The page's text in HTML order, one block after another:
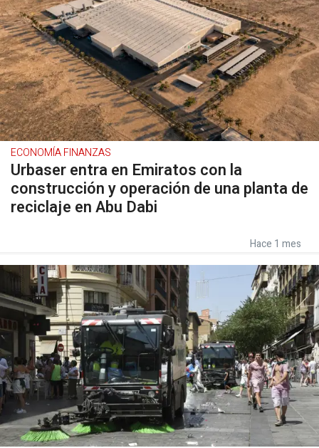
ECONOMÍA FINANZAS
Urbaser entra en Emiratos con la
construcción y operación de una planta de
reciclaje en Abu Dabi
Hace 1 mes